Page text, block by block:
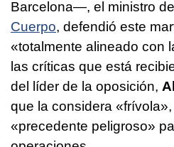
Barcelona—, el ministro
Cuerpo, defendió este
«totalmente alineado con
las críticas que está
del líder de la oposición,
que la considera
«precedente peligroso»